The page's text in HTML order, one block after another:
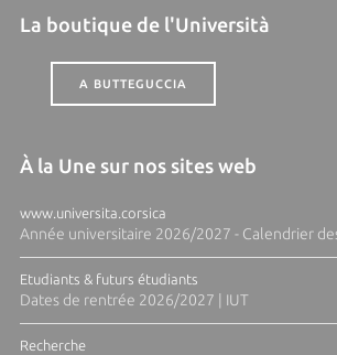
La boutique de l'Università
A BUTTEGUCCIA
À la Une sur nos sites web
www.universita.corsica
Année universitaire 2026/2027 - Calendrier
Etudiants & futurs étudiants
Dates de rentrée 2026/2027 | IUT
Recherche